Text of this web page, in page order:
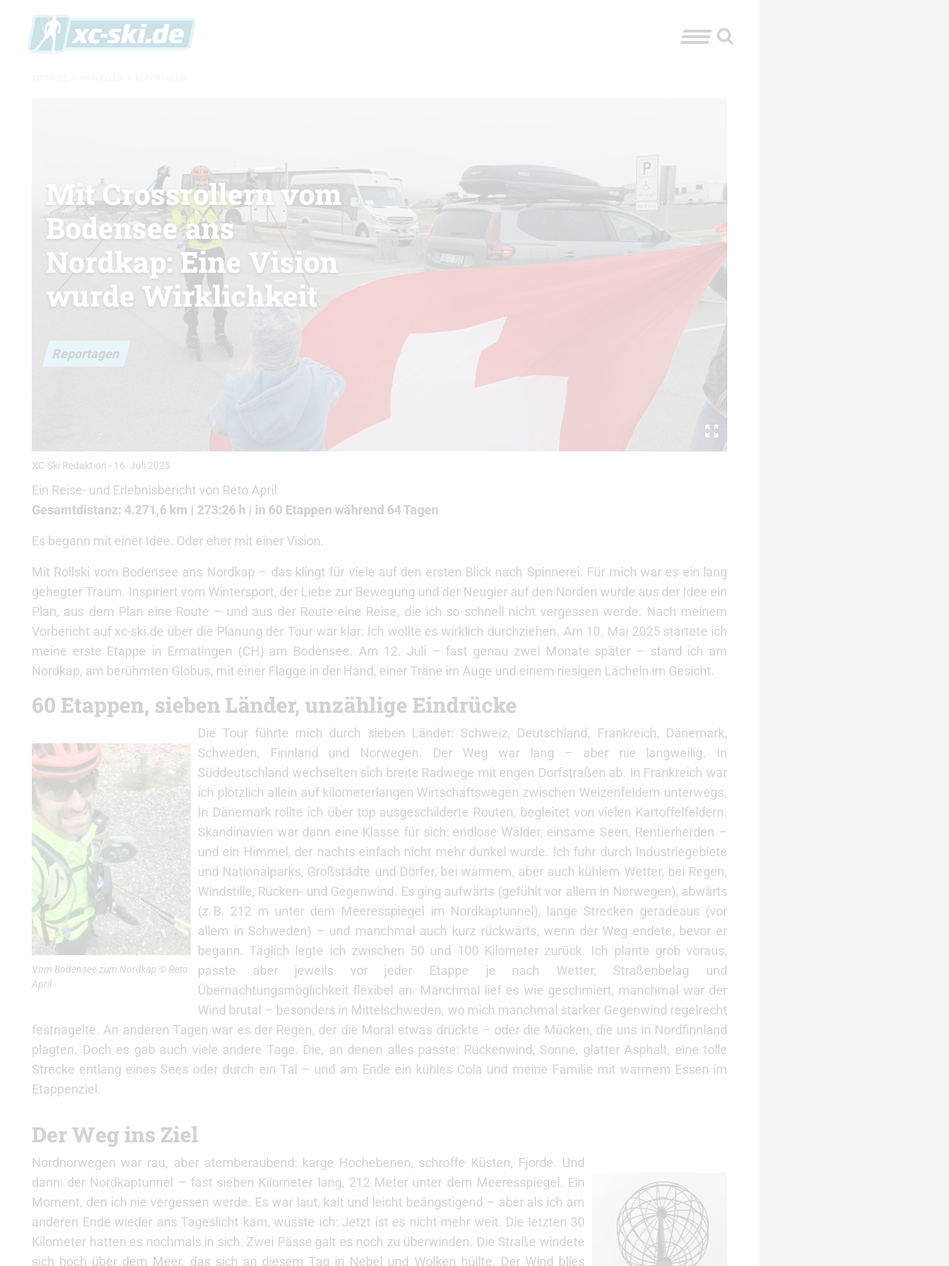
Reportagen
Mit Crossrollern vom
Bodensee ans
Nordkap: Eine Vision
wurde Wirklichkeit
XC-Ski Redaktion - 16. Juli 2025
Ein Reise- und Erlebnisbericht von Reto April
Gesamtdistanz: 4.271,6 km | 273:26 h | in 60 Etappen während 64 Tagen
Es begann mit einer Idee. Oder eher mit einer Vision.
Mit Rollski vom Bodensee ans Nordkap – das klingt für viele auf den ersten Blick nach Spinnerei. Für mich war es ein lang
gehegter Traum. Inspiriert vom Wintersport, der Liebe zur Bewegung und der Neugier auf den Norden wurde aus der Idee ein
Plan, aus dem Plan eine Route – und aus der Route eine Reise, die ich so schnell nicht vergessen werde. Nach meinem
Vorbericht auf xc-ski.de über die Planung der Tour war klar: Ich wollte es wirklich durchziehen. Am 10. Mai 2025 startete ich
meine erste Etappe in Ermatingen (CH) am Bodensee. Am 12. Juli – fast genau zwei Monate später – stand ich am
Nordkap, am berühmten Globus, mit einer Flagge in der Hand, einer Träne im Auge und einem riesigen Lächeln im Gesicht.
60 Etappen, sieben Länder, unzählige Eindrücke
Vom Bodensee zum Nordkap © Reto
April
Die Tour führte mich durch sieben Länder: Schweiz, Deutschland, Frankreich, Dänemark,
Schweden, Finnland und Norwegen. Der Weg war lang – aber nie langweilig. In
Süddeutschland wechselten sich breite Radwege mit engen Dorfstraßen ab. In Frankreich war
ich plötzlich allein auf kilometerlangen Wirtschaftswegen zwischen Weizenfeldern unterwegs.
In Dänemark rollte ich über top ausgeschilderte Routen, begleitet von vielen Kartoffelfeldern.
Skandinavien war dann eine Klasse für sich: endlose Wälder, einsame Seen, Rentierherden –
und ein Himmel, der nachts einfach nicht mehr dunkel wurde. Ich fuhr durch Industriegebiete
und Nationalparks, Großstädte und Dörfer, bei warmem, aber auch kühlem Wetter, bei Regen,
Windstille, Rücken- und Gegenwind. Es ging aufwärts (gefühlt vor allem in Norwegen), abwärts
(z. B. 212 m unter dem Meeresspiegel im Nordkaptunnel), lange Strecken geradeaus (vor
allem in Schweden) – und manchmal auch kurz rückwärts, wenn der Weg endete, bevor er
begann. Täglich legte ich zwischen 50 und 100 Kilometer zurück. Ich plante grob voraus,
passte aber jeweils vor jeder Etappe je nach Wetter, Straßenbelag und
Übernachtungsmöglichkeit flexibel an. Manchmal lief es wie geschmiert, manchmal war der
Wind brutal – besonders in Mittelschweden, wo mich manchmal starker Gegenwind regelrecht
festnagelte. An anderen Tagen war es der Regen, der die Moral etwas drückte – oder die Mücken, die uns in Nordfinnland
plagten. Doch es gab auch viele andere Tage. Die, an denen alles passte: Rückenwind, Sonne, glatter Asphalt, eine tolle
Strecke entlang eines Sees oder durch ein Tal – und am Ende ein kühles Cola und meine Familie mit warmem Essen im
Etappenziel.
Der Weg ins Ziel
Nordnorwegen war rau, aber atemberaubend: karge Hochebenen, schroffe Küsten, Fjorde. Und
dann: der Nordkaptunnel – fast sieben Kilometer lang, 212 Meter unter dem Meeresspiegel. Ein
Moment, den ich nie vergessen werde. Es war laut, kalt und leicht beängstigend – aber als ich am
anderen Ende wieder ans Tageslicht kam, wusste ich: Jetzt ist es nicht mehr weit. Die letzten 30
Kilometer hatten es nochmals in sich. Zwei Pässe galt es noch zu überwinden. Die Straße windete
sich hoch über dem Meer, das sich an diesem Tag in Nebel und Wolken hüllte. Der Wind blies